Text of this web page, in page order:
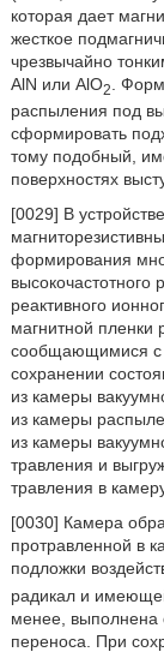
которая дает
жесткое
чрезвычайно
AlN или AlO2.
распыления под
сформировать
тому подобный,
поверхностях
[0029] В
формирования
реактивного
магнитной
сообщающимися с
сохранении
из камеры
из камеры
из камеры
травления и
травления в
[0030] Камера
протравленной в
подложки
радикал и
менее, выполнена
переноса. При